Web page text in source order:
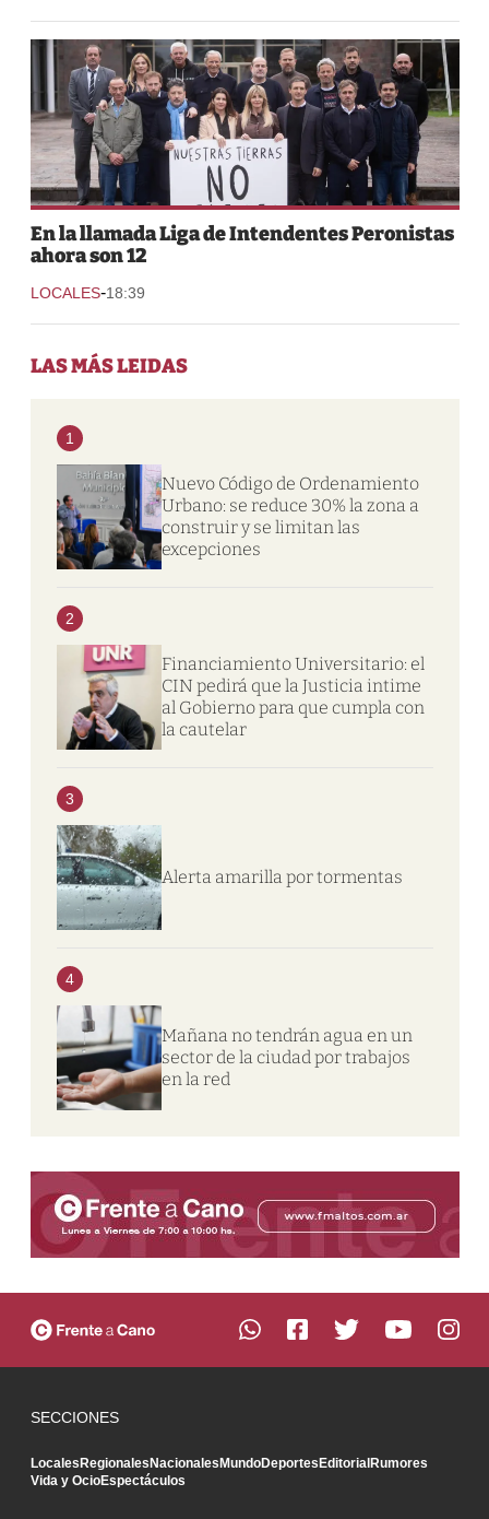
En la llamada Liga de Intendentes Peronistas
ahora son 12
LOCALES-18:39
LAS MÁS LEIDAS
1
Nuevo Código de Ordenamiento
Urbano: se reduce 30% la zona a
construir y se limitan las
excepciones
2
Financiamiento Universitario: el
CIN pedirá que la Justicia intime
al Gobierno para que cumpla con
la cautelar
3
Alerta amarilla por tormentas
4
Mañana no tendrán agua en un
sector de la ciudad por trabajos
en la red
SECCIONES
LocalesRegionalesNacionalesMundoDeportesEditorialRumores
Vida y OcioEspectáculos